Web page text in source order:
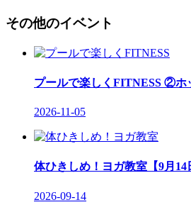
その他のイベント
プールで楽しくFITNESS ②ホ
2026-11-05
体ひきしめ！ヨガ教室【9月14
2026-09-14